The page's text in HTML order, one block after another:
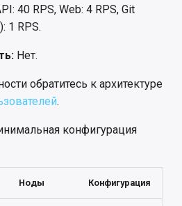
40 RPS, Web: 4 RPS, Git
1 RPS.
Нет.
обратитесь к архитектуре
.
конфигурация
Ноды Конфигурация